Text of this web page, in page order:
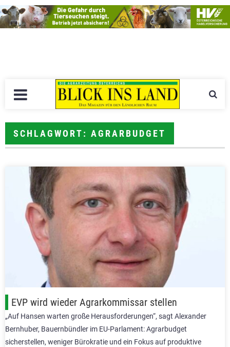
SCHLAGWORT: AGRARBUDGET
EVP wird wieder Agrarkommissar stellen
„Auf Hansen warten große Herausforderungen“, sagt Alexander
Bernhuber, Bauernbündler im EU-Parlament: Agrarbudget
sicherstellen, weniger Bürokratie und ein Fokus auf produktive